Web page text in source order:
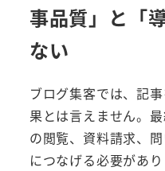
事品質」と「
ない
ブログ集客では、記
果とは言えません。
の閲覧、資料請求、
につなげる必要があり